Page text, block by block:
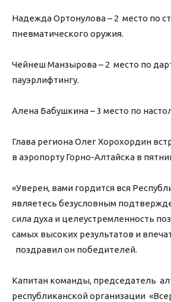
Надежда Ортонулова – 2 место по
пневматического оружия.
Чейнеш Манзырова – 2 место по
пауэрлифтингу.
Алена Бабушкина – 3 место по
Глава региона Олег Хорохордин
в аэропорту Горно-Алтайска в
«Уверен, вами гордится вся
являетесь безусловным
сила духа и целеустремленность
самых высоких результатов и
поздравил он победителей.
Капитан команды, председатель
республиканской организации